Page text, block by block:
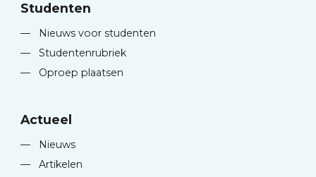
Studenten
—
Nieuws voor studenten
—
Studentenrubriek
—
Oproep plaatsen
Actueel
—
Nieuws
—
Artikelen